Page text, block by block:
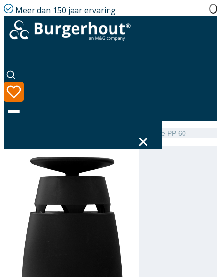
Meer dan 150 jaar ervaring
Assortiment
Oplossingen
Downloads
Academy
Miniflex Renovation kit Skyline PP 60